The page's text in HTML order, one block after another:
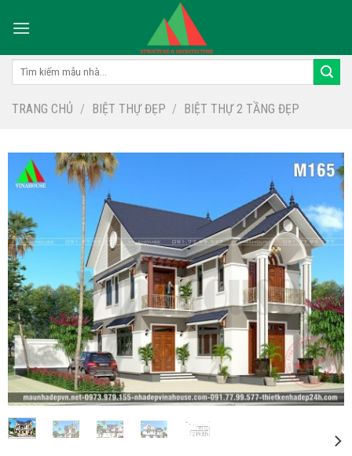
Tìm
TRANG CHỦ / BIỆT THỰ ĐẸP / BIỆT THỰ 2 TẦNG ĐẸP